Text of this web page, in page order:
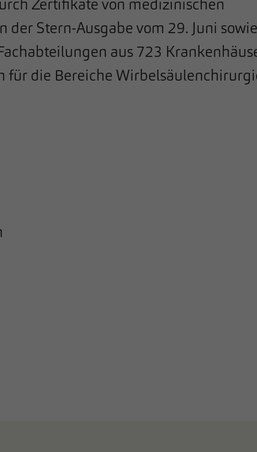
Zertifikate von medizinischen
Stern-Ausgabe vom 29. Juni sowie
aus 723
für die Bereiche